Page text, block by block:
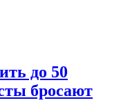
до 50
бросают